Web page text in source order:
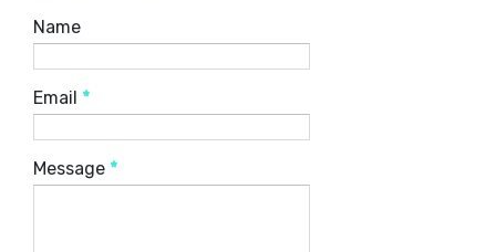
Name
Email *
Message *